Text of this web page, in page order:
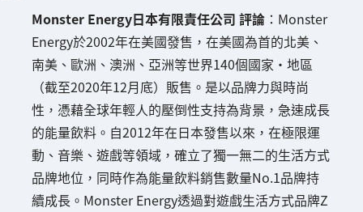
Monster Energy日本有限責任公司 評論 ：Monster
Energy於2002年在美國發售，在美國為首的北美、
南美、歐洲、澳洲、亞洲等世界140個國家・地區
（截至2020年12月底）販售。是以品牌力與時尚
性，憑藉全球年輕人的壓倒性支持為背景，急速成長
的能量飲料。自2012年在日本發售以來，在極限運
動、音樂、遊戲等領域，確立了獨一無二的生活方式
品牌地位，同時作為能量飲料銷售數量No.1品牌持
續成長。Monster Energy透過對遊戲生活方式品牌Z